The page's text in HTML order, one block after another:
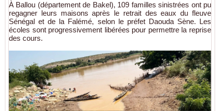
À Ballou (département de Bakel), 109 familles sinistrées ont pu
regagner leurs maisons après le retrait des eaux du fleuve
Sénégal et de la Falémé, selon le préfet Daouda Sène. Les
écoles sont progressivement libérées pour permettre la reprise
des cours.